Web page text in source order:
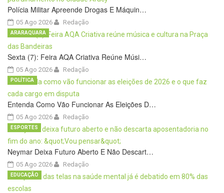
Polícia Militar Apreende Drogas E Máquin…
05 Ago 2026 Redação
Sexta (7): Feira AQA Criativa Reúne Músi…
05 Ago 2026
ARARAQUARA
Redação
Entenda Como Vão Funcionar As Eleições D…
05 Ago 2026
POLÍTICA
Redação
Neymar Deixa Futuro Aberto E Não Descart…
05 Ago 2026
ESPORTES
Redação
EDUCAÇÃO